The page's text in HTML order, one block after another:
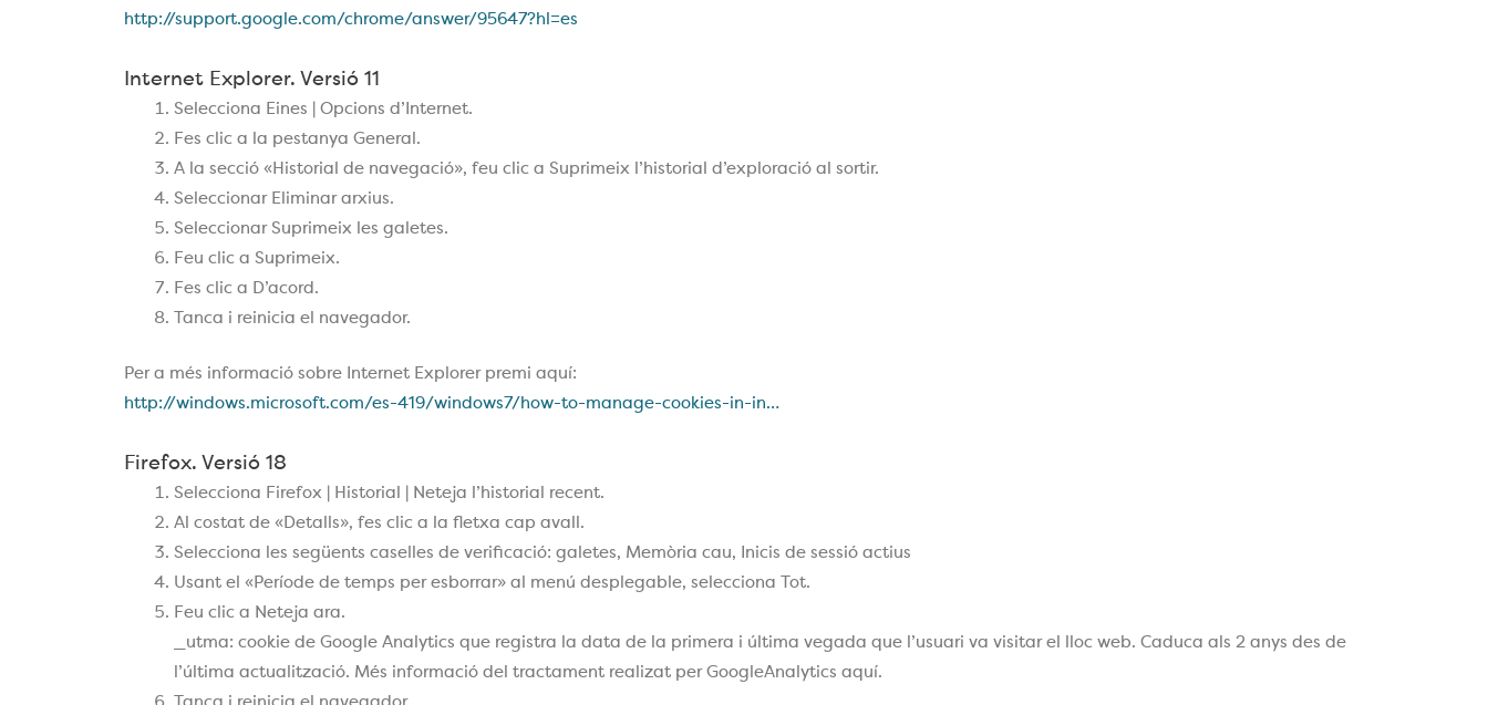
http://support.google.com/chrome/answer/95647?hl=es
Internet Explorer. Versió 11
Selecciona Eines | Opcions d’Internet.
Fes clic a la pestanya General.
A la secció «Historial de navegació», feu clic a Suprimeix l’historial d’exploració al sortir.
Seleccionar Eliminar arxius.
Seleccionar Suprimeix les galetes.
Feu clic a Suprimeix.
Fes clic a D’acord.
Tanca i reinicia el navegador.
Per a més informació sobre Internet Explorer premi aquí:
http://windows.microsoft.com/es-419/windows7/how-to-manage-cookies-in-in…
Firefox. Versió 18
Selecciona Firefox | Historial | Neteja l’historial recent.
Al costat de «Detalls», fes clic a la fletxa cap avall.
Selecciona les següents caselles de verificació: galetes, Memòria cau, Inicis de sessió actius
Usant el «Període de temps per esborrar» al menú desplegable, selecciona Tot.
Feu clic a Neteja ara.
_utma: cookie de Google Analytics que registra la data de la primera i última vegada que l’usuari va visitar el lloc web. Caduca als 2 anys des de
l’última actualització. Més informació del tractament realizat per GoogleAnalytics aquí.